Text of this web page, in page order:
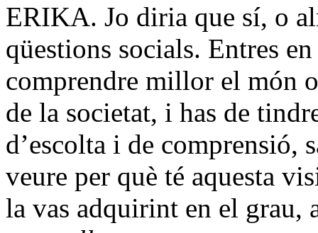
ERIKA. Jo diria que sí, o
qüestions socials. Entres
comprendre millor el món
de la societat, i has de
d’escolta i de comprensió,
veure per què té aquesta
la vas adquirint en el grau,